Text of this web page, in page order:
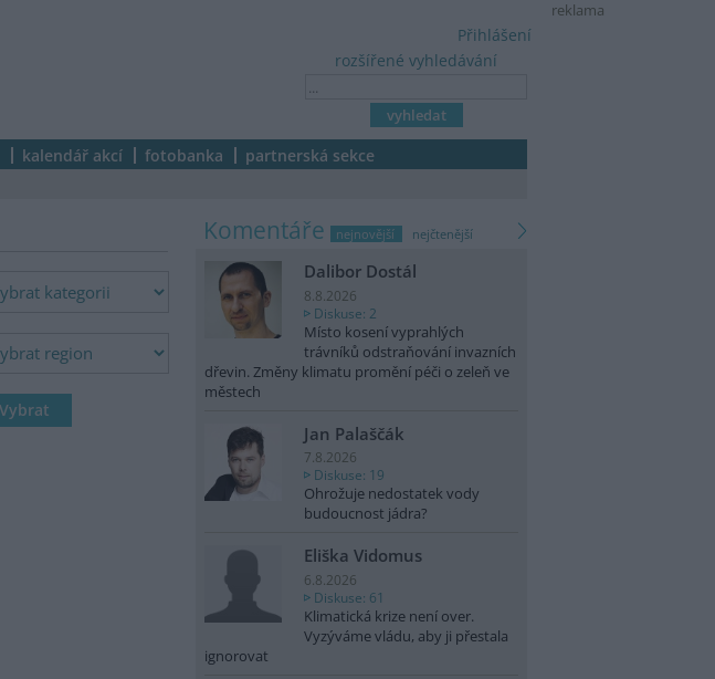
reklama
rozšířené vyhledávání
Přihlášení
kalendář akcí fotobanka partnerská sekce
komentáře nejnovější nejčtenější
Dalibor Dostál
8.8.2026
Diskuse: 2
Místo kosení vyprahlých
trávníků odstraňování invazních
dřevin. Změny klimatu promění péči o zeleň ve
městech
Jan Palaščák
7.8.2026
Diskuse: 19
Ohrožuje nedostatek vody
budoucnost jádra?
Eliška Vidomus
6.8.2026
Diskuse: 61
Klimatická krize není over.
Vyzýváme vládu, aby ji přestala
ignorovat